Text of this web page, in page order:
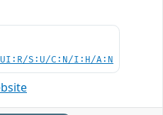
UI:R/S:U/C:N/I:H/A:N